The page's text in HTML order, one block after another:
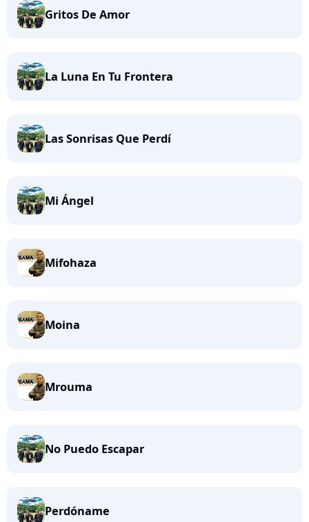
Gritos De Amor
La Luna En Tu Frontera
Las Sonrisas Que Perdí
Mi Ángel
Mifohaza
Moina
Mrouma
No Puedo Escapar
Perdóname